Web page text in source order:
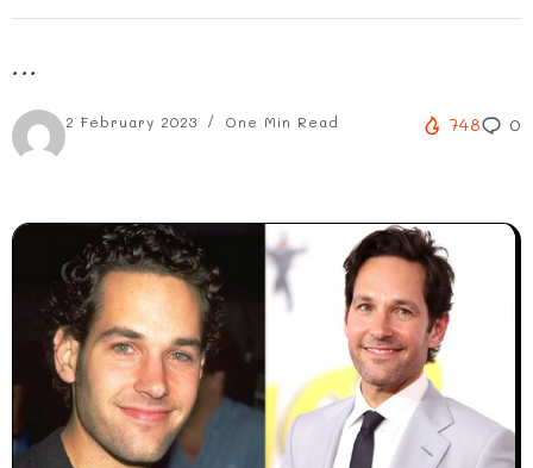
...
2 February 2023 One Min Read 748 0